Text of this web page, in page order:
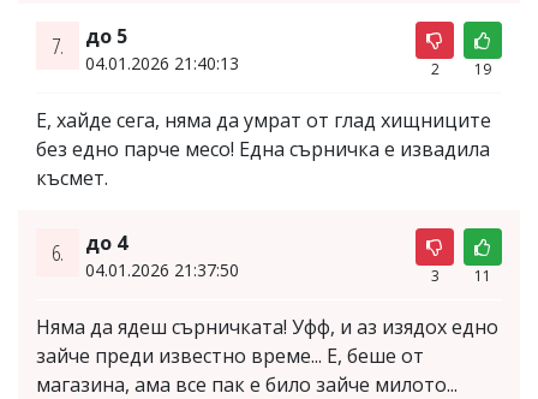
7. до 5
04.01.2026 21:40:13 2 19
Е, хайде сега, няма да умрат от глад хищниците
без едно парче месо! Една сърничка е извадила
късмет.
6. до 4
04.01.2026 21:37:50 3 11
Няма да ядеш сърничката! Уфф, и аз изядох едно
зайче преди известно време... Е, беше от
магазина, ама все пак е било зайче милото...